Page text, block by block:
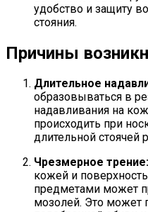
удобство и защиту
стояния.
Причины
Длительное
образовываться в
надавливания на
происходить при
длительной стоячей
Чрезмерное трение:
кожей и
предметами может
мозолей. Это может